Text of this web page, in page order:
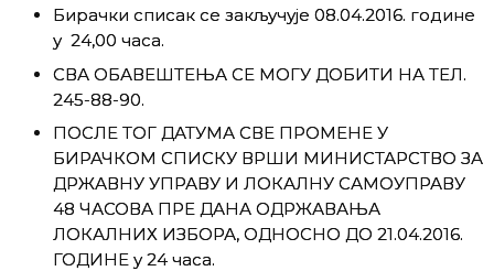
Бирачки списак се закључује 08.04.2016. године
у 24,00 часa.
СВА ОБАВЕШТЕЊА СЕ МОГУ ДОБИТИ НА ТЕЛ.
245-88-90.
ПОСЛЕ ТОГ ДАТУМА СВЕ ПРОМЕНЕ У
БИРАЧКОМ СПИСКУ ВРШИ МИНИСТАРСТВО ЗА
ДРЖАВНУ УПРАВУ И ЛОКАЛНУ САМОУПРАВУ
48 ЧАСОВА ПРЕ ДАНА ОДРЖАВАЊА
ЛОКАЛНИХ ИЗБОРА, ОДНОСНО ДО 21.04.2016.
ГОДИНЕ у 24 часа.